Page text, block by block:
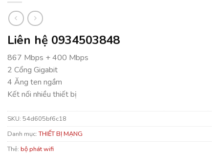
Liên hệ 0934503848
867 Mbps + 400 Mbps
2 Cổng Gigabit
4 Ăng ten ngầm
Kết nối nhiều thiết bị
SKU: 54d605bf6c18
Danh mục:THIẾT BỊ MẠNG
Thẻ: bộ phát wifi